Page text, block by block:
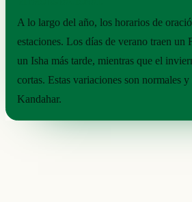
A lo largo del año, los horarios de
estaciones. Los días de verano traen un
un Isha más tarde, mientras que el
cortas. Estas variaciones son normales
Kandahar.